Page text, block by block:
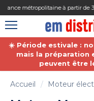
Paiement sécurisé
☀️ Période estivale :
mais la préparation
peuvent être
Accueil Moteur
Gestion des cookies